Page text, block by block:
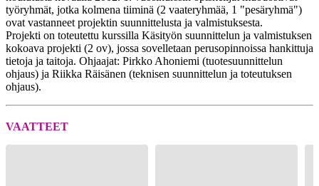
työryhmät, jotka kolmena tiiminä (2 vaateryhmää, 1 "pesäryhmä")
ovat vastanneet projektin suunnittelusta ja valmistuksesta.
Projekti on toteutettu kurssilla Käsityön suunnittelun ja valmistuksen
kokoava projekti (2 ov), jossa sovelletaan perusopinnoissa hankittuja
tietoja ja taitoja. Ohjaajat: Pirkko Ahoniemi (tuotesuunnittelun
ohjaus) ja Riikka Räisänen (teknisen suunnittelun ja toteutuksen
ohjaus).
VAATTEET